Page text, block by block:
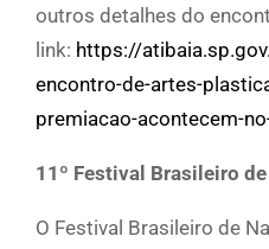
outros detalhes do
link: https://
encontro-de-artes-
premiacao-acontecem-
11º Festival Brasileiro
O Festival Brasileiro de